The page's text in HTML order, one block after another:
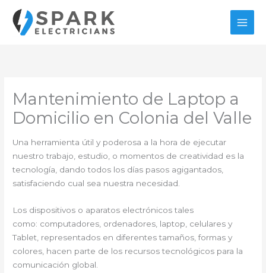
contenido
Mantenimiento de Laptop a
Domicilio en Colonia del Valle
Una herramienta útil y poderosa a la hora de ejecutar
nuestro trabajo, estudio, o momentos de creatividad es la
tecnología, dando todos los días pasos agigantados,
satisfaciendo cual sea nuestra necesidad.
Los dispositivos o aparatos electrónicos tales
como: computadores, ordenadores, laptop, celulares y
Tablet, representados en diferentes tamaños, formas y
colores, hacen parte de los recursos tecnológicos para la
comunicación global.